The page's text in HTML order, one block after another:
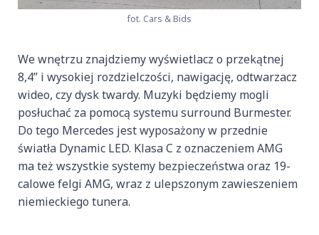
fot. Cars & Bids
We wnętrzu znajdziemy wyświetlacz o przekątnej
8,4” i wysokiej rozdzielczości, nawigację, odtwarzacz
wideo, czy dysk twardy. Muzyki będziemy mogli
posłuchać za pomocą systemu surround Burmester.
Do tego Mercedes jest wyposażony w przednie
światła Dynamic LED. Klasa C z oznaczeniem AMG
ma też wszystkie systemy bezpieczeństwa oraz 19-
calowe felgi AMG, wraz z ulepszonym zawieszeniem
niemieckiego tunera.